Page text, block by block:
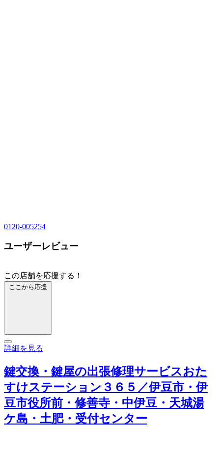
0120-005254
ユーザーレビュー
この店舗を応援する！
ここから応援
詳細を見る
鍵交換・鍵屋の出張修理サービスおた
すけステーション３６５／伊豆市・伊
豆市役所前・修善寺・中伊豆・天城湯
ケ島・土肥・受付センター